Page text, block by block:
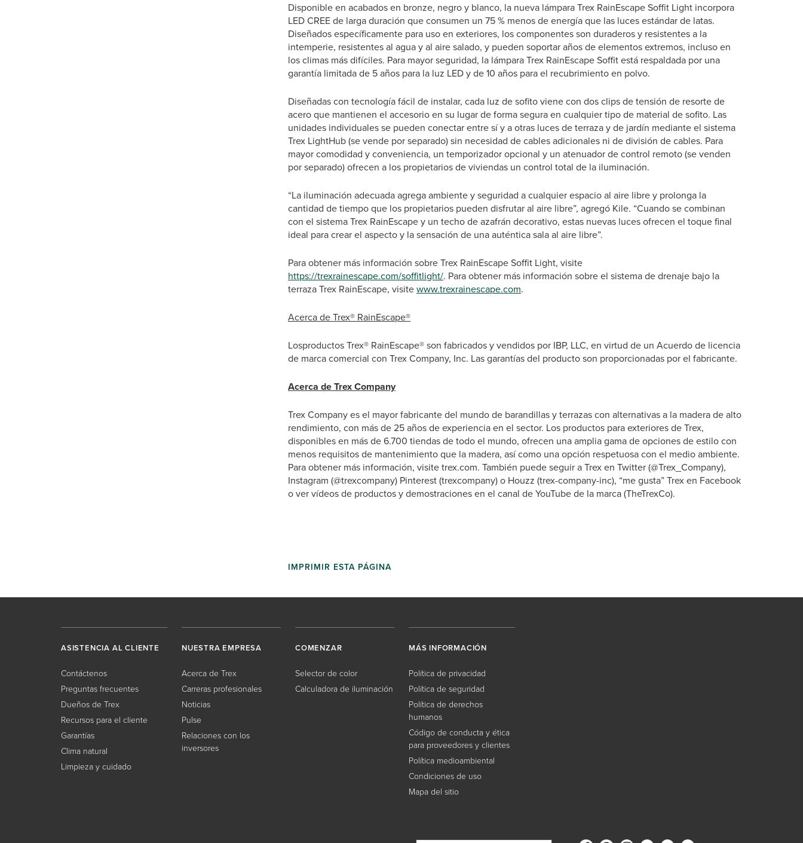
Disponible en acabados en bronze, negro y blanco, la nueva lámpara Trex RainEscape Soffit Light incorpora
LED CREE de larga duración que consumen un 75 % menos de energía que las luces estándar de latas.
Diseñados específicamente para uso en exteriores, los componentes son duraderos y resistentes a la
intemperie, resistentes al agua y al aire salado, y pueden soportar años de elementos extremos, incluso en
los climas más difíciles. Para mayor seguridad, la lámpara Trex RainEscape Soffit está respaldada por una
garantía limitada de 5 años para la luz LED y de 10 años para el recubrimiento en polvo.
Diseñadas con tecnología fácil de instalar, cada luz de sofito viene con dos clips de tensión de resorte de
acero que mantienen el accesorio en su lugar de forma segura en cualquier tipo de material de sofito. Las
unidades individuales se pueden conectar entre sí y a otras luces de terraza y de jardín mediante el sistema
Trex LightHub (se vende por separado) sin necesidad de cables adicionales ni de división de cables. Para
mayor comodidad y conveniencia, un temporizador opcional y un atenuador de control remoto (se venden
por separado) ofrecen a los propietarios de viviendas un control total de la iluminación.
“La iluminación adecuada agrega ambiente y seguridad a cualquier espacio al aire libre y prolonga la
cantidad de tiempo que los propietarios pueden disfrutar al aire libre”, agregó Kile. “Cuando se combinan
con el sistema Trex RainEscape y un techo de azafrán decorativo, estas nuevas luces ofrecen el toque final
ideal para crear el aspecto y la sensación de una auténtica sala al aire libre”.
Para obtener más información sobre Trex RainEscape Soffit Light, visite
https://trexrainescape.com/soffitlight/. Para obtener más información sobre el sistema de drenaje bajo la
terraza Trex RainEscape, visitewww.trexrainescape.com.
Acerca de Trex® RainEscape®
Losproductos Trex® RainEscape® son fabricados y vendidos por IBP, LLC, en virtud de un Acuerdo de licencia
de marca comercial con Trex Company, Inc. Las garantías del producto son proporcionadas por el fabricante.
Acerca de Trex Company
Trex Company es el mayor fabricante del mundo de barandillas y terrazas con alternativas a la madera de alto
rendimiento, con más de 25 años de experiencia en el sector. Los productos para exteriores de Trex,
disponibles en más de 6.700 tiendas de todo el mundo, ofrecen una amplia gama de opciones de estilo con
menos requisitos de mantenimiento que la madera, así como una opción respetuosa con el medio ambiente.
Para obtener más información, visite trex.com. También puede seguir a Trex en Twitter (@Trex_Company),
Instagram (@trexcompany) Pinterest (trexcompany) o Houzz (trex-company-inc), “me gusta” Trex en Facebook
o ver vídeos de productos y demostraciones en el canal de YouTube de la marca (TheTrexCo).
IMPRIMIR ESTA PÁGINA
ASISTENCIA AL CLIENTE
Contáctenos
Preguntas frecuentes
Dueños de Trex
Recursos para el cliente
Garantías
Clima natural
Limpieza y cuidado
NUESTRA EMPRESA
Acerca de Trex
Carreras profesionales
Noticias
Pulse
Relaciones con los
inversores
COMENZAR
Selector de color
Calculadora de iluminación
MÁS INFORMACIÓN
Política de privacidad
Política de seguridad
Política de derechos
humanos
Código de conducta y ética
para proveedores y clientes
Política medioambiental
Condiciones de uso
Mapa del sitio